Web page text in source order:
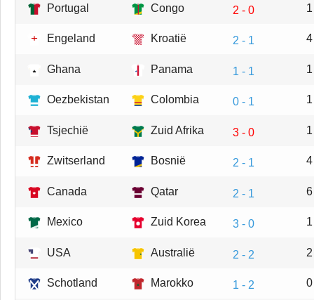
Portugal Congo 2 - 0
Engeland Kroatië 2 - 1
Ghana Panama 1 - 1
Oezbekistan Colombia 0 - 1
Tsjechië Zuid Afrika 3 - 0
Zwitserland Bosnië 2 - 1
Canada Qatar 2 - 1
Mexico Zuid Korea 3 - 0
USA Australië 2 - 2
Schotland Marokko 1 - 2